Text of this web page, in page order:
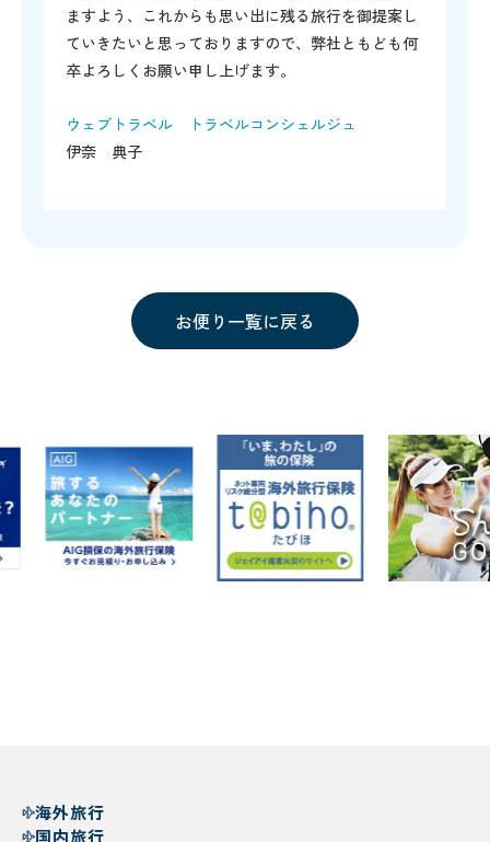
ますよう、これからも思い出に残る旅行を御提案し
ていきたいと思っておりますので、弊社ともども何
卒よろしくお願い申し上げます。
ウェブトラベル トラベルコンシェルジュ
伊奈 典子
お便り一覧に戻る
海外旅行
国内旅行